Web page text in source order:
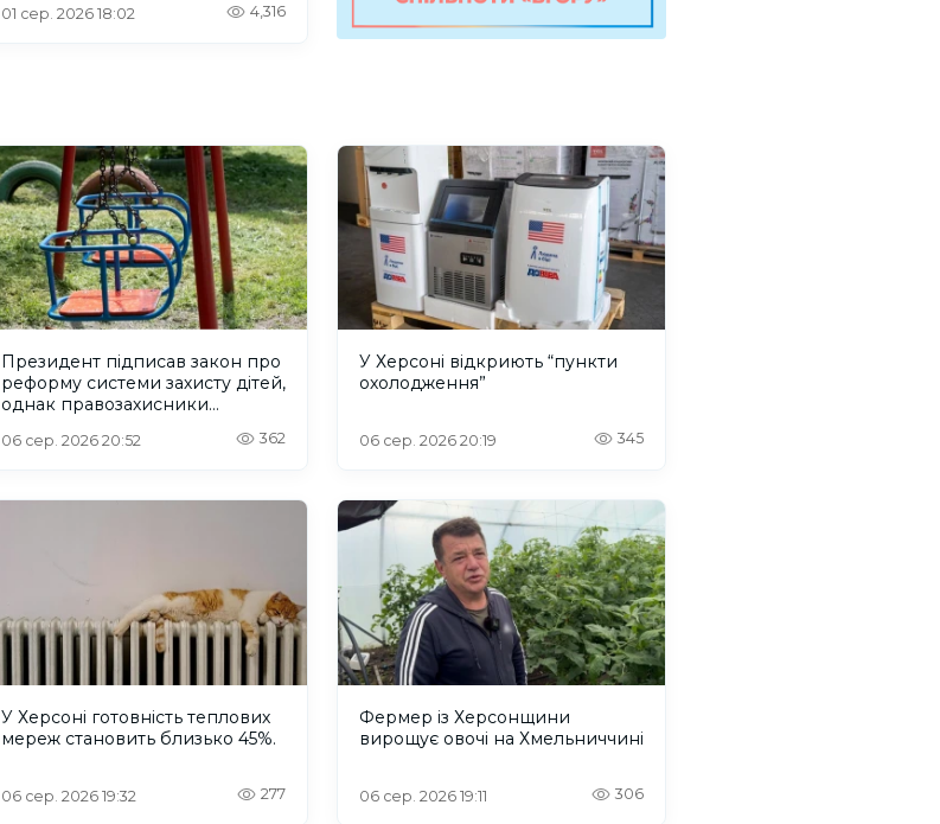
01 сер. 2026 18:02 4,316
Президент підписав закон про
реформу системи захисту дітей,
однак правозахисники
06 сер. 2026 20:52 362
У Херсоні відкриють “пункти
охолодження”
06 сер. 2026 20:19 345
У Херсоні готовність теплових
мереж становить близько 45%.
06 сер. 2026 19:32 277
Фермер із Херсонщини
вирощує овочі на Хмельниччині
06 сер. 2026 19:11 306